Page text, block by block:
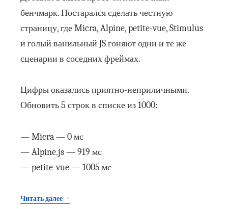
бенчмарк. Постарался сделать честную
страницу, где Micra, Alpine, petite-vue, Stimulus
и голый ванильный JS гоняют одни и те же
сценарии в соседних фреймах.
Цифры оказались приятно-неприличными.
Обновить 5 строк в списке из 1000:
— Micra — 0 мс
— Alpine.js — 919 мс
— petite-vue — 1005 мс
Читать далее →